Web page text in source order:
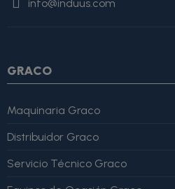
info@induus.com
GRACO
Maquinaria Graco
Distribuidor Graco
Servicio Técnico Graco
Martínez" }, "reviewRating": {